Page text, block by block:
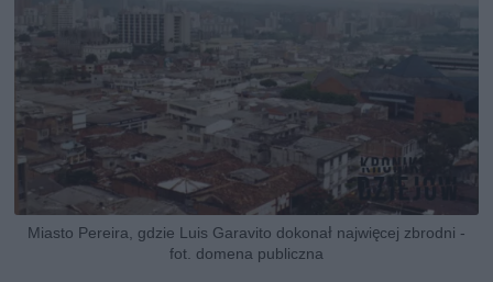
Miasto Pereira, gdzie Luis Garavito dokonał najwięcej zbrodni -
fot. domena publiczna